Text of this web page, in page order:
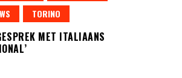
TORINO
MET ITALIAANS